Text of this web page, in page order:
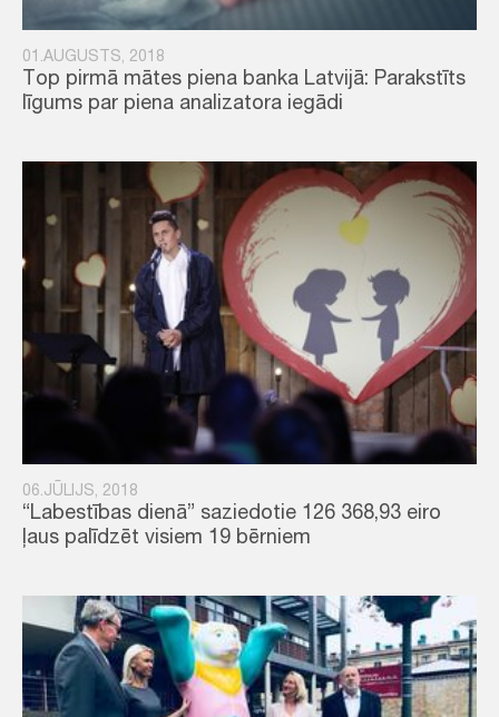
01.AUGUSTS, 2018
Top pirmā mātes piena banka Latvijā: Parakstīts
līgums par piena analizatora iegādi
06.JŪLIJS, 2018
“Labestības dienā” saziedotie 126 368,93 eiro
ļaus palīdzēt visiem 19 bērniem